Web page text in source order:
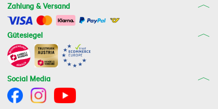
Zahlung & Versand
Gütesiegel
Social Media